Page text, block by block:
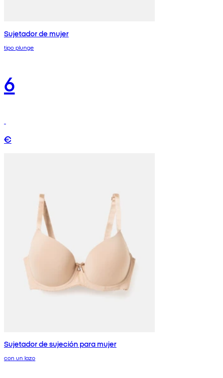
Sujetador de mujer
tipo plunge
6
€
Sujetador de sujeción para mujer
con un lazo